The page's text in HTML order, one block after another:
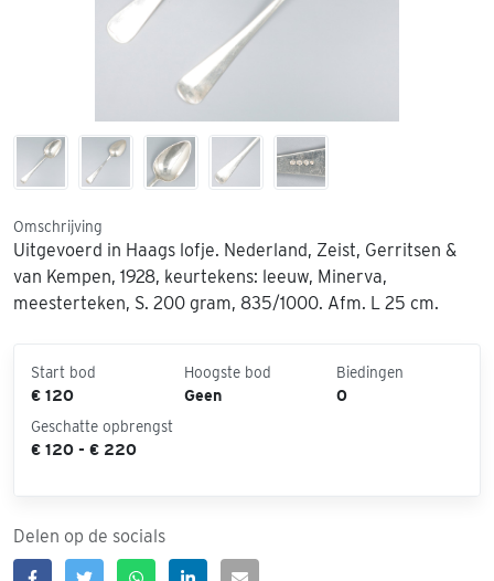
Omschrijving
Uitgevoerd in Haags lofje. Nederland, Zeist, Gerritsen &
van Kempen, 1928, keurtekens: leeuw, Minerva,
meesterteken, S. 200 gram, 835/1000. Afm. L 25 cm.
Start bod
€ 120
Hoogste bod
Geen
Biedingen
0
Geschatte opbrengst
€ 120 - € 220
Delen op de socials